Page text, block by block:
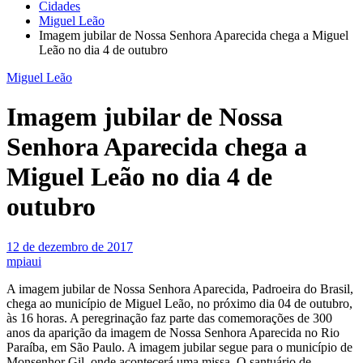
Cidades
Miguel Leão
Imagem jubilar de Nossa Senhora Aparecida chega a Miguel
Leão no dia 4 de outubro
Miguel Leão
Imagem jubilar de Nossa
Senhora Aparecida chega a
Miguel Leão no dia 4 de
outubro
12 de dezembro de 2017
mpiaui
A imagem jubilar de Nossa Senhora Aparecida, Padroeira do Brasil,
chega ao município de Miguel Leão, no próximo dia 04 de outubro,
às 16 horas. A peregrinação faz parte das comemorações de 300
anos da aparição da imagem de Nossa Senhora Aparecida no Rio
Paraíba, em São Paulo. A imagem jubilar segue para o município de